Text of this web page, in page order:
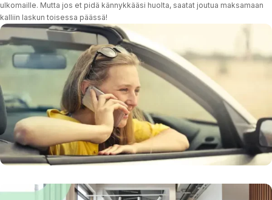
ulkomaille. Mutta jos et pidä kännykkääsi huolta, saatat joutua maksamaan
kalliin laskun toisessa päässä!